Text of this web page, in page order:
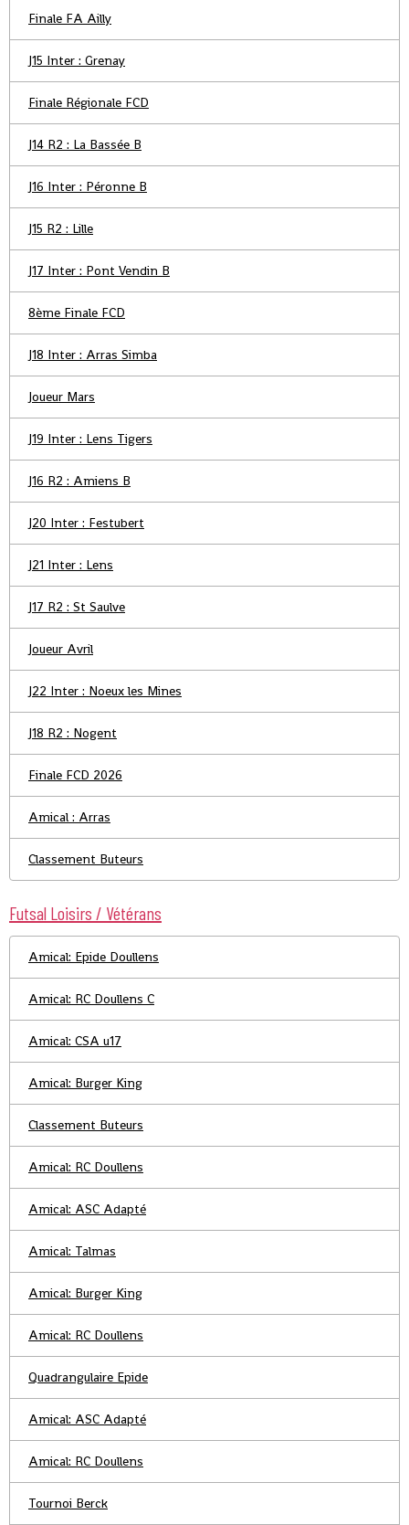
Finale FA Ailly
J15 Inter : Grenay
Finale Régionale FCD
J14 R2 : La Bassée B
J16 Inter : Péronne B
J15 R2 : Lille
J17 Inter : Pont Vendin B
8ème Finale FCD
J18 Inter : Arras Simba
Joueur Mars
J19 Inter : Lens Tigers
J16 R2 : Amiens B
J20 Inter : Festubert
J21 Inter : Lens
J17 R2 : St Saulve
Joueur Avril
J22 Inter : Noeux les Mines
J18 R2 : Nogent
Finale FCD 2026
Amical : Arras
Classement Buteurs
Futsal Loisirs / Vétérans
Amical: Epide Doullens
Amical: RC Doullens C
Amical: CSA u17
Amical: Burger King
Classement Buteurs
Amical: RC Doullens
Amical: ASC Adapté
Amical: Talmas
Amical: Burger King
Amical: RC Doullens
Quadrangulaire Epide
Amical: ASC Adapté
Amical: RC Doullens
Tournoi Berck